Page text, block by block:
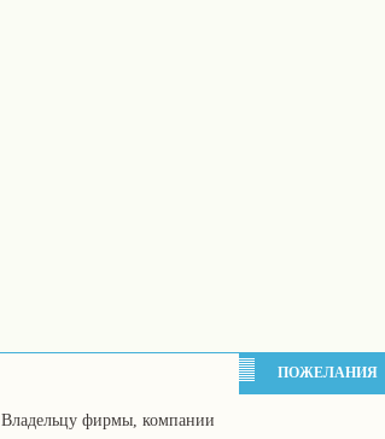
ПОЖЕЛАНИЯ
Владельцу фирмы, компании